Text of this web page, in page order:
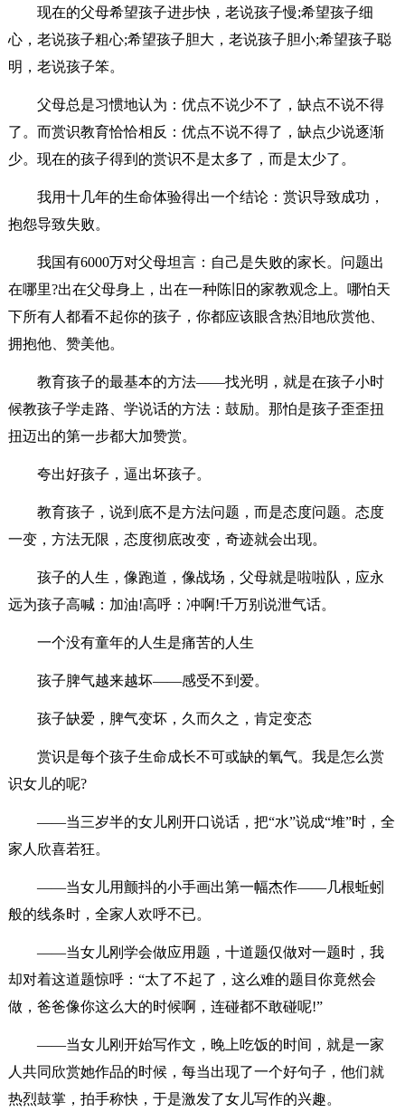
现在的父母希望孩子进步快，老说孩子慢;希望孩子细
心，老说孩子粗心;希望孩子胆大，老说孩子胆小;希望孩子聪
明，老说孩子笨。
父母总是习惯地认为：优点不说少不了，缺点不说不得
了。而赏识教育恰恰相反：优点不说不得了，缺点少说逐渐
少。现在的孩子得到的赏识不是太多了，而是太少了。
我用十几年的生命体验得出一个结论：赏识导致成功，
抱怨导致失败。
我国有6000万对父母坦言：自己是失败的家长。问题出
在哪里?出在父母身上，出在一种陈旧的家教观念上。哪怕天
下所有人都看不起你的孩子，你都应该眼含热泪地欣赏他、
拥抱他、赞美他。
教育孩子的最基本的方法——找光明，就是在孩子小时
候教孩子学走路、学说话的方法：鼓励。那怕是孩子歪歪扭
扭迈出的第一步都大加赞赏。
夸出好孩子，逼出坏孩子。
教育孩子，说到底不是方法问题，而是态度问题。态度
一变，方法无限，态度彻底改变，奇迹就会出现。
孩子的人生，像跑道，像战场，父母就是啦啦队，应永
远为孩子高喊：加油!高呼：冲啊!千万别说泄气话。
一个没有童年的人生是痛苦的人生
孩子脾气越来越坏——感受不到爱。
孩子缺爱，脾气变坏，久而久之，肯定变态
赏识是每个孩子生命成长不可或缺的氧气。我是怎么赏
识女儿的呢?
——当三岁半的女儿刚开口说话，把“水”说成“堆”时，全
家人欣喜若狂。
——当女儿用颤抖的小手画出第一幅杰作——几根蚯蚓
般的线条时，全家人欢呼不已。
——当女儿刚学会做应用题，十道题仅做对一题时，我
却对着这道题惊呼：“太了不起了，这么难的题目你竟然会
做，爸爸像你这么大的时候啊，连碰都不敢碰呢!”
——当女儿刚开始写作文，晚上吃饭的时间，就是一家
人共同欣赏她作品的时候，每当出现了一个好句子，他们就
热烈鼓掌，拍手称快，于是激发了女儿写作的兴趣。